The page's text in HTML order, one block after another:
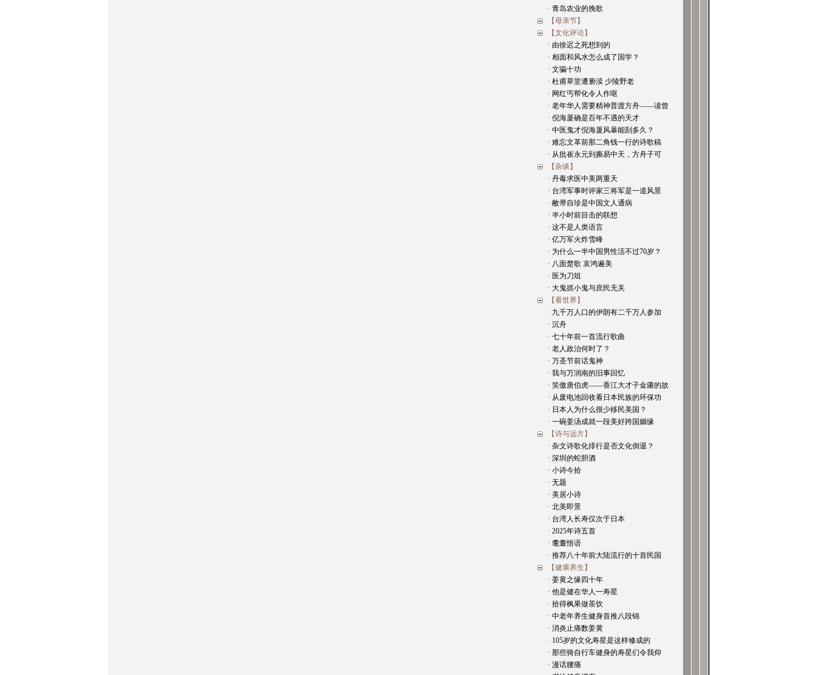
· 青岛农业的挽歌
【母亲节】
【文化评论】
· 由徐迟之死想到的
· 相面和风水怎么成了国学？
· 文骗十功
· 杜甫草堂遭亵渎 少陵野老
· 网红丐帮化令人作呕
· 老年华人需要精神普渡方舟——读曾
· 倪海厦确是百年不遇的天才
· 中医鬼才倪海厦风暴能刮多久？
· 难忘文革前那二角钱一行的诗歌稿
· 从批崔永元到撕易中天，方舟子可
【杂谈】
· 丹毒求医中美两重天
· 台湾军事时评家三将军是一道风景
· 敝帚自珍是中国文人通病
· 半小时前目击的联想
· 这不是人类语言
· 亿万军火炸雪峰
· 为什么一半中国男性活不过70岁？
· 八面楚歌 哀鸿遍美
· 医为刀俎
· 大鬼抓小鬼与庶民无关
【看世界】
· 九千万人口的伊朗有二千万人参加
· 沉舟
· 七十年前一首流行歌曲
· 老人政治何时了？
· 万圣节前话鬼神
· 我与万润南的旧事回忆
· 笑傲唐伯虎——香江大才子金庸的故
· 从废电池回收看日本民族的环保功
· 日本人为什么很少移民美国？
· 一碗姜汤成就一段美好跨国姻缘
【诗与远方】
· 杂文诗歌化排行是否文化倒退？
· 深圳的蛇胆酒
· 小诗今拾
· 无题
· 美居小诗
· 北美即景
· 台湾人长寿仅次于日本
· 2025年诗五首
· 耄耋悟语
· 推荐八十年前大陆流行的十首民国
【健康养生】
· 姜黄之缘四十年
· 他是健在华人一寿星
· 拾得枫果做茶饮
· 中老年养生健身首推八段锦
· 消炎止痛数姜黄
· 105岁的文化寿星是这样修成的
· 那些骑自行车健身的寿星们令我仰
· 漫话腰痛